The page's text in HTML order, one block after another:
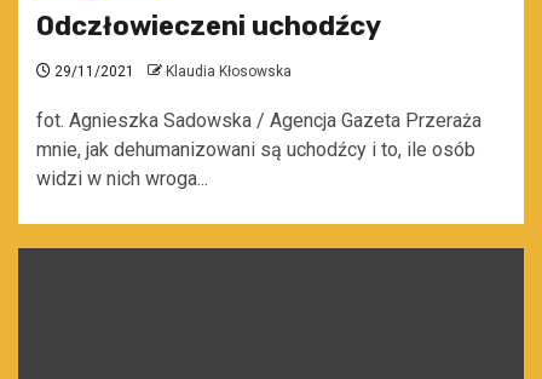
Odczłowieczeni uchodźcy
29/11/2021 Klaudia Kłosowska
fot. Agnieszka Sadowska / Agencja Gazeta Przeraża
mnie, jak dehumanizowani są uchodźcy i to, ile osób
widzi w nich wroga...